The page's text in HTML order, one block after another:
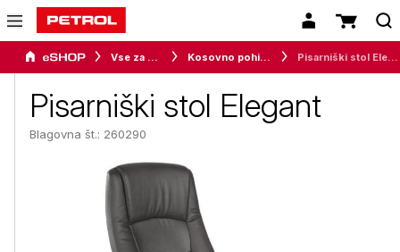
Vse za dom Kosovno pohištvo
Pisarniški stol Elegant
Blagovna št.: 260290